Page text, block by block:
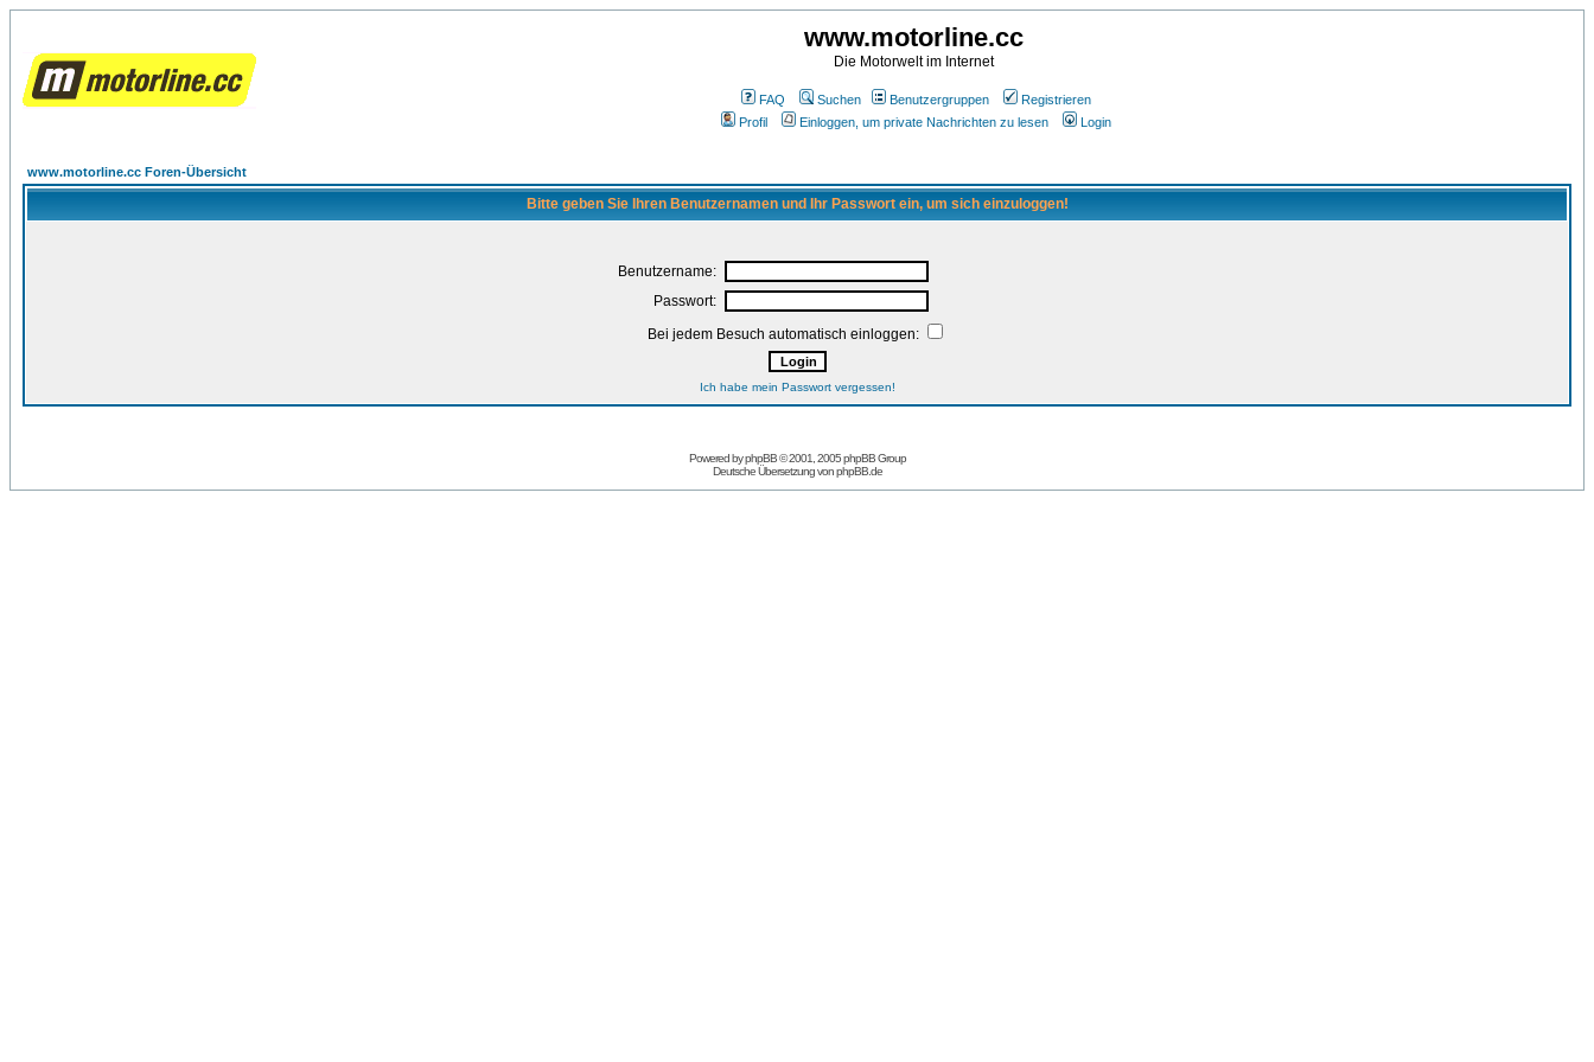
www.motorline.cc
Die Motorwelt im Internet
FAQ Suchen Benutzergruppen
Registrieren
Profil
Einloggen, um private Nachrichten zu lesen Login
www.motorline.cc Foren-Übersicht
Bitte geben Sie Ihren Benutzernamen und Ihr Passwort ein, um sich einzuloggen!
Benutzername:
Passwort:
Bei jedem Besuch automatisch einloggen:
Ich habe mein Passwort vergessen!
Powered byphpBB© 2001, 2005 phpBB Group
Deutsche Übersetzung vonphpBB.de